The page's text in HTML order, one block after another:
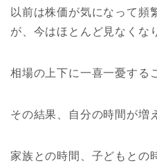
以前は株価が気になって頻
が、今はほとんど見なくな
相場の上下に一喜一憂する
その結果、自分の時間が増
家族との時間、子どもとの